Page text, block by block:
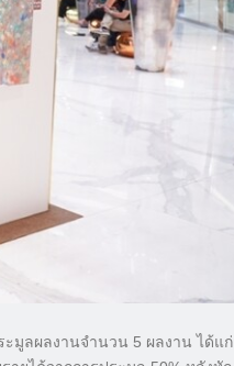
มูลผลงานจำนวน 5 ผลงาน ได้แก่